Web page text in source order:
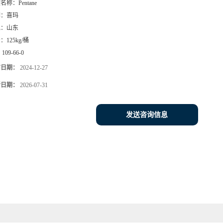
称： Pentane
喜玛
山东
125kg/桶
109-66-0
期： 2024-12-27
期： 2026-07-31
发送咨询信息